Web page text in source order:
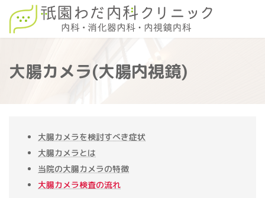
ン
ー
大腸カメラ(大腸内視鏡)
大腸カメラを検討すべき症状
大腸カメラとは
当院の大腸カメラの特徴
大腸カメラ検査の流れ